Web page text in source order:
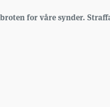
for våre synder.